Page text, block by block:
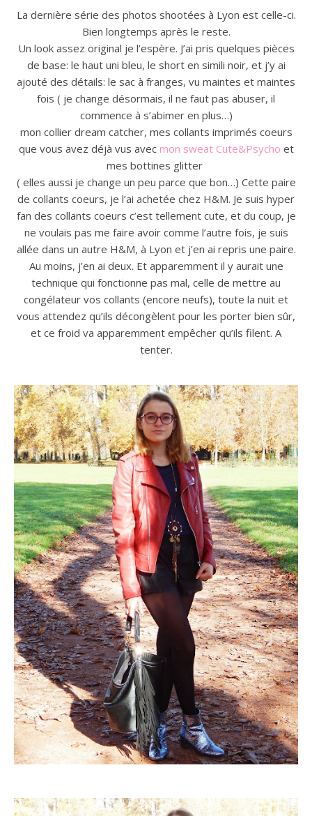
La dernière série des photos shootées à Lyon est celle-ci.
Bien longtemps après le reste.
Un look assez original je l’espère. J’ai pris quelques pièces
de base: le haut uni bleu, le short en simili noir, et j’y ai
ajouté des détails: le sac à franges, vu maintes et maintes
fois ( je change désormais, il ne faut pas abuser, il
commence à s’abimer en plus…)
mon collier dream catcher, mes collants imprimés coeurs
que vous avez déjà vus avec mon sweat Cute&Psycho et
mes bottines glitter
( elles aussi je change un peu parce que bon…) Cette paire
de collants coeurs, je l’ai achetée chez H&M. Je suis hyper
fan des collants coeurs c’est tellement cute, et du coup, je
ne voulais pas me faire avoir comme l’autre fois, je suis
allée dans un autre H&M, à Lyon et j’en ai repris une paire.
Au moins, j’en ai deux. Et apparemment il y aurait une
technique qui fonctionne pas mal, celle de mettre au
congélateur vos collants (encore neufs), toute la nuit et
vous attendez qu’ils décongèlent pour les porter bien sûr,
et ce froid va apparemment empêcher qu’ils filent. A
tenter.